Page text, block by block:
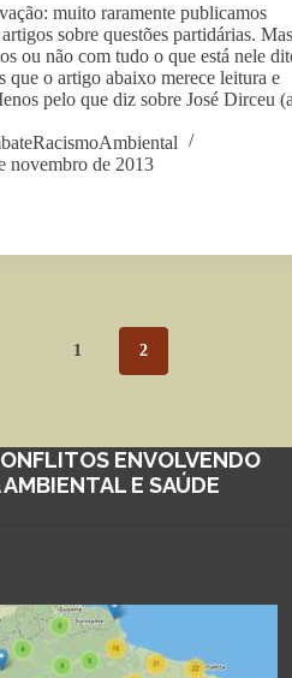
muito raramente publicamos
sobre questões partidárias.
ou não com tudo o que está nele
que o artigo abaixo merece leitura e
pelo que diz sobre José Dirceu (a
novembro de 2013
1 2
ENVOLVENDO
E SAÚDE